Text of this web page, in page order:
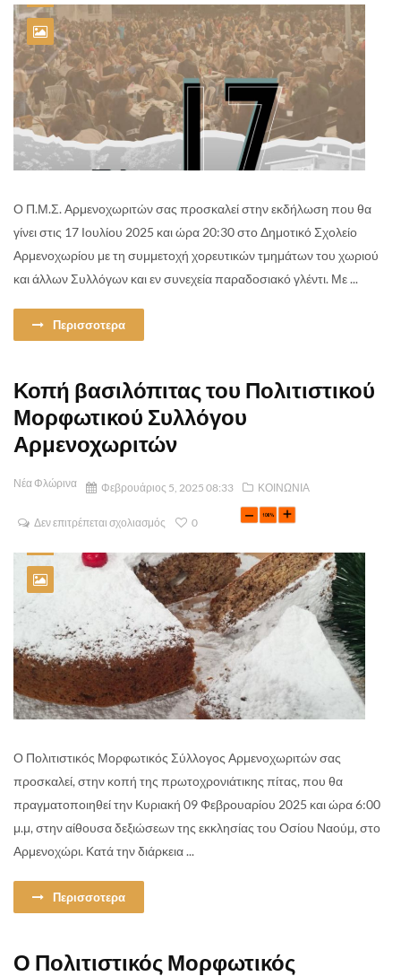
Ο Π.Μ.Σ. Αρμενοχωριτών σας προσκαλεί στην εκδήλωση που θα
γίνει στις 17 Ιουλίου 2025 και ώρα 20:30 στο Δημοτικό Σχολείο
Αρμενοχωρίου με τη συμμετοχή χορευτικών τμημάτων του χωριού
και άλλων Συλλόγων και εν συνεχεία παραδοσιακό γλέντι. Με ...
Περισσοτερα
Κοπή βασιλόπιτας του Πολιτιστικού
Μορφωτικού Συλλόγου
Αρμενοχωριτών
Νέα Φλώρινα Φεβρουάριος 5, 2025 08:33 ΚΟΙΝΩΝΙΑ
Δεν επιτρέπεται σχολιασμός 0
Ο Πολιτιστικός Μορφωτικός Σύλλογος Αρμενοχωριτών σας
προσκαλεί, στην κοπή της πρωτοχρονιάτικης πίτας, που θα
πραγματοποιηθεί την Κυριακή 09 Φεβρουαρίου 2025 και ώρα 6:00
μ.μ, στην αίθουσα δεξιώσεων της εκκλησίας του Οσίου Ναούμ, στο
Αρμενοχώρι. Κατά την διάρκεια ...
Περισσοτερα
Ο Πολιτιστικός Μορφωτικός